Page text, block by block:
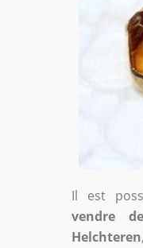
Il est
vendre
Helchteren